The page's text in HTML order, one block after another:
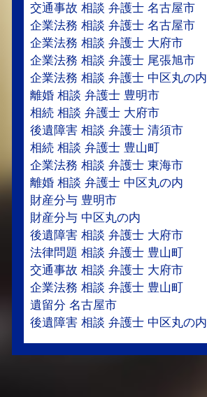
交通事故 相談 弁護士 名古屋市
企業法務 相談 弁護士 名古屋市
企業法務 相談 弁護士 大府市
企業法務 相談 弁護士 尾張旭市
企業法務 相談 弁護士 中区丸の内
離婚 相談 弁護士 豊明市
相続 相談 弁護士 大府市
後遺障害 相談 弁護士 清須市
相続 相談 弁護士 豊山町
企業法務 相談 弁護士 東海市
離婚 相談 弁護士 中区丸の内
財産分与 豊明市
財産分与 中区丸の内
後遺障害 相談 弁護士 大府市
法律問題 相談 弁護士 豊山町
交通事故 相談 弁護士 大府市
企業法務 相談 弁護士 豊山町
遺留分 名古屋市
後遺障害 相談 弁護士 中区丸の内